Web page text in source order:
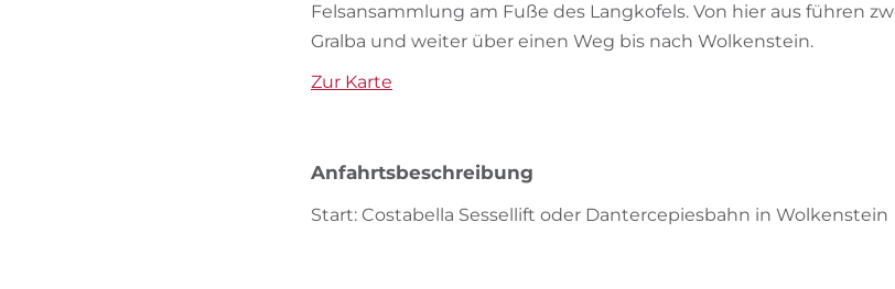
Felsansammlung am Fuße des Langkofels. Von hier aus führen
Gralba und weiter über einen Weg bis nach Wolkenstein.
Zur Karte
Anfahrtsbeschreibung
Start: Costabella Sessellift oder Dantercepiesbahn in Wolkenstein